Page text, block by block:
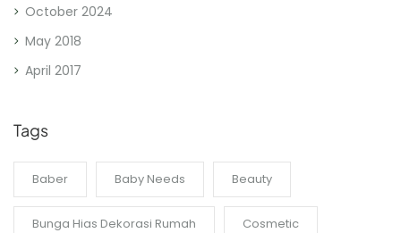
October 2024
May 2018
April 2017
Tags
Baber Baby Needs Beauty
Bunga Hias Dekorasi Rumah Cosmetic